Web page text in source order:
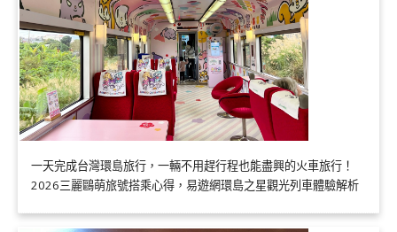
一天完成台灣環島旅行，一輛不用趕行程也能盡興的火車旅行！
2026三麗鷗萌旅號搭乘心得，易遊網環島之星觀光列車體驗解析